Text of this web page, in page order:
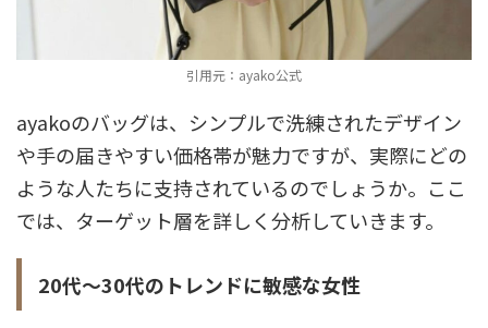
引用元：ayako公式
ayakoのバッグは、シンプルで洗練されたデザイン
や手の届きやすい価格帯が魅力ですが、実際にどの
ような人たちに支持されているのでしょうか。ここ
では、ターゲット層を詳しく分析していきます。
20代～30代のトレンドに敏感な女性